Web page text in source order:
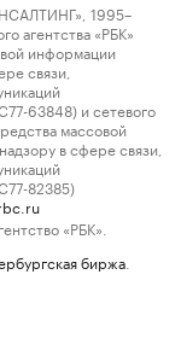
1995–
агентства «РБК»
информации
связи,
63848) и сетевого
массовой
в сфере связи,
82385)
«РБК».
биржа